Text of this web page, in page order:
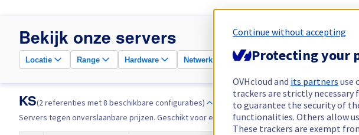
Bekijk onze servers
Locatie Range Hardware Netwerk Prijs
KS(2 referenties met 8 beschikbare configuraties)
Servers tegen onverslaanbare prijzen. Geschikt voor eenvoudige projecten met beperkte
Continue without accepting
Protecting your
OVHcloud and its partners use
trackers are strictly
to guarantee the security of
functionalities. Others allow
These trackers are exempt